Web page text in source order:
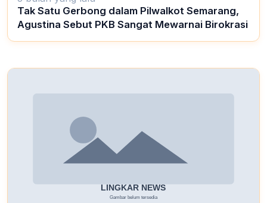
Tak Satu Gerbong dalam Pilwalkot Semarang,
Agustina Sebut PKB Sangat Mewarnai Birokrasi